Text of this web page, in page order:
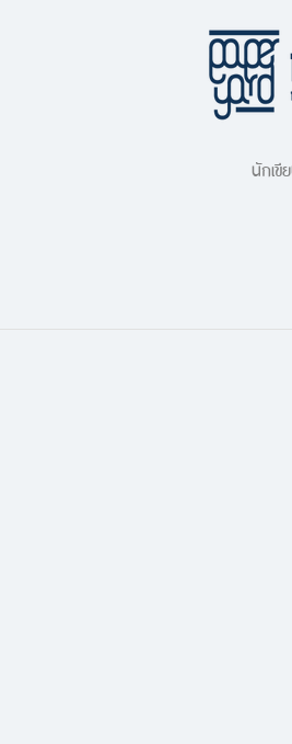
นักเขี